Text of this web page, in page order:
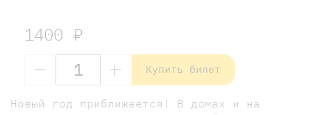
1400 ₽
Купить билет
Новый год приближается! В домах и на